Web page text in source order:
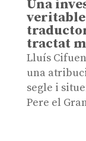
Una
veritable
tractat
Lluís
una
segle i
Pere el